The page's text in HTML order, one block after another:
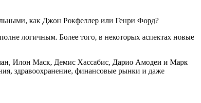
как Джон Рокфеллер или Генри Форд?
логичным. Более того, в некоторых аспектах новые
Илон Маск, Демис Хассабис, Дарио Амодеи и Марк
здравоохранение, финансовые рынки и даже